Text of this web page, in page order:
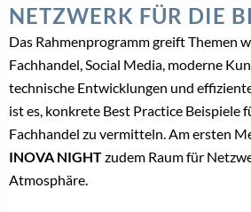
NETZWERK FÜR DIE
Das Rahmenprogramm greift Themen
Fachhandel, Social Media, moderne
technische Entwicklungen und
ist es, konkrete Best Practice Beispiele
Fachhandel zu vermitteln. Am ersten
INOVA NIGHTzudem Raum für
Atmosphäre.